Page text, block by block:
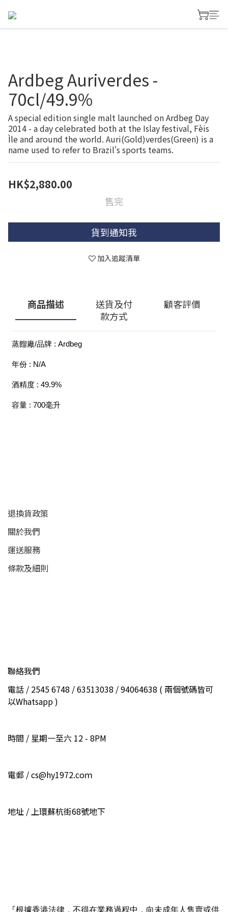
Ardbeg Auriverdes -
70cl/49.9%
A special edition single malt launched on Ardbeg Day
2014 - a day celebrated both at the Islay festival, Fèis
Ìle and around the world. Auri(Gold)verdes(Green) is a
name used to refer to Brazil's sports teams.
HK$2,880.00
售完
貨到通知我
加入追蹤清單
商品描述
送貨及付
款方式
顧客評價
蒸餾廠/品牌 : Ardbeg
年份 : N/A
酒精度 : 49.9%
容量 : 700毫升
退換貨政策
關於我們
運送服務
條款及細則
聯絡我們
電話 / 2545 6748 / 63513038 / 94064638 ( 兩個號碼皆可
以Whatsapp )
時間 / 星期一至六 12 - 8PM
電郵 / cs@hy1972.coｍ
地址 / 上環蘇杭街68號地下
『根據香港法律，不得在業務過程中，向未成年人售賣或供